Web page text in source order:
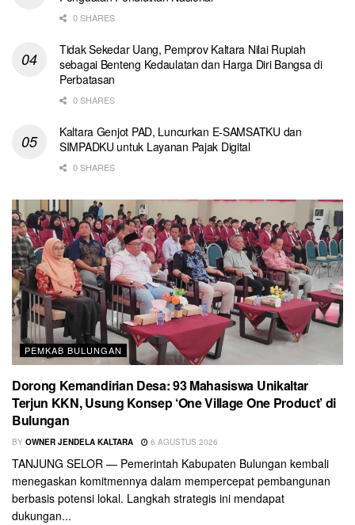
0 SHARES
Tidak Sekedar Uang, Pemprov Kaltara Nilai Rupiah
sebagai Benteng Kedaulatan dan Harga Diri Bangsa di
Perbatasan
0 SHARES
Kaltara Genjot PAD, Luncurkan E-SAMSATKU dan
SIMPADKU untuk Layanan Pajak Digital
0 SHARES
PEMKAB BULUNGAN
Dorong Kemandirian Desa: 93 Mahasiswa Unikaltar
Terjun KKN, Usung Konsep ‘One Village One Product’ di
Bulungan
BY OWNER JENDELA KALTARA 6 AGUSTUS 2026
TANJUNG SELOR — Pemerintah Kabupaten Bulungan kembali
menegaskan komitmennya dalam mempercepat pembangunan
berbasis potensi lokal. Langkah strategis ini mendapat
dukungan...